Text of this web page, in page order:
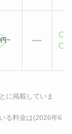
~
に掲載していま
る料金は(2026年6